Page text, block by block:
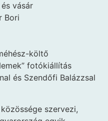
vásár
Bori
költő
fotókiállítás
és Szendőfi Balázzsal
közössége szervezi,